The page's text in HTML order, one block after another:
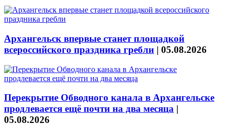
Архангельск впервые станет площадкой
всероссийского праздника гребли | 05.08.2026
Перекрытие Обводного канала в Архангельске
продлевается ещё почти на два месяца |
05.08.2026